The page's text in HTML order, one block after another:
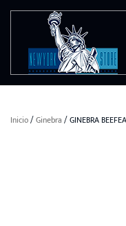
Ir al contenido principal
Inicio/Ginebra / GINEBRA